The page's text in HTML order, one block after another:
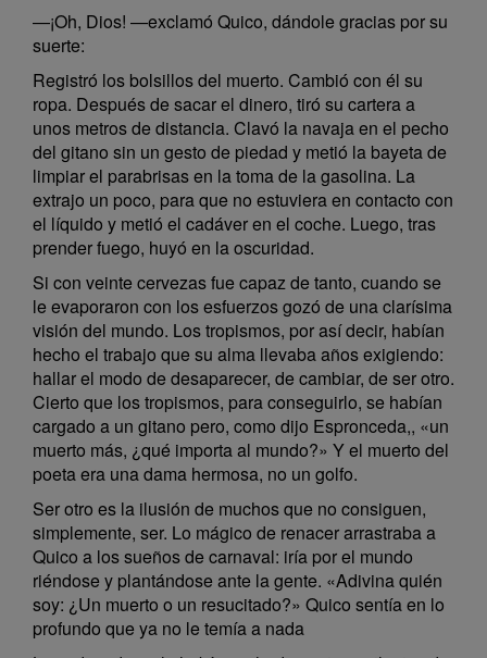
—¡Oh, Dios! —exclamó Quico, dándole gracias por su
suerte:
Registró los bolsillos del muerto. Cambió con él su
ropa. Después de sacar el dinero, tiró su cartera a
unos metros de distancia. Clavó la navaja en el pecho
del gitano sin un gesto de piedad y metió la bayeta de
limpiar el parabrisas en la toma de la gasolina. La
extrajo un poco, para que no estuviera en contacto con
el líquido y metió el cadáver en el coche. Luego, tras
prender fuego, huyó en la oscuridad.
Si con veinte cervezas fue capaz de tanto, cuando se
le evaporaron con los esfuerzos gozó de una clarísima
visión del mundo. Los tropismos, por así decir, habían
hecho el trabajo que su alma llevaba años exigiendo:
hallar el modo de desaparecer, de cambiar, de ser otro.
Cierto que los tropismos, para conseguirlo, se habían
cargado a un gitano pero, como dijo Espronceda,, «un
muerto más, ¿qué importa al mundo?» Y el muerto del
poeta era una dama hermosa, no un golfo.
Ser otro es la ilusión de muchos que no consiguen,
simplemente, ser. Lo mágico de renacer arrastraba a
Quico a los sueños de carnaval: iría por el mundo
riéndose y plantándose ante la gente. «Adivina quién
soy: ¿Un muerto o un resucitado?» Quico sentía en lo
profundo que ya no le temía a nada